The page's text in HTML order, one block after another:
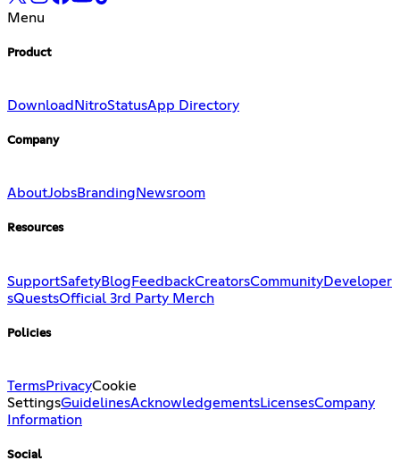
Menu
Product
Download NitroStatusApp Directory
Company
AboutJobsBranding Newsroom
Resources
SupportSafetyBlog FeedbackCreatorsCommunityDeveloper
sQuestsOfficial 3rd Party Merch
Policies
TermsPrivacyCookie
SettingsGuidelinesAcknowledgementsLicensesCompany
Information
Social